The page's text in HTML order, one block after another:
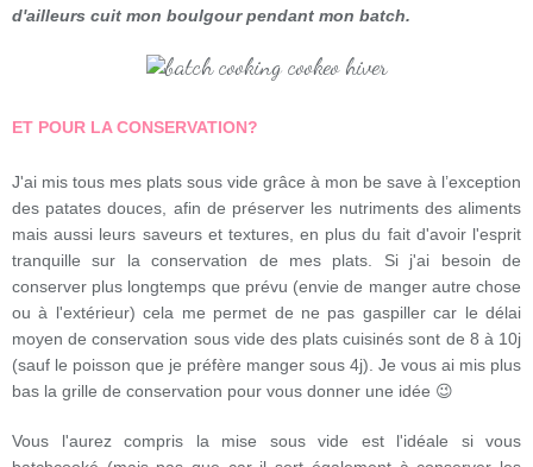
d'ailleurs cuit mon boulgour pendant mon batch.
ET POUR LA CONSERVATION?
J'ai mis tous mes plats sous vide grâce à mon be save à l’exception
des patates douces, afin de préserver les nutriments des aliments
mais aussi leurs saveurs et textures, en plus du fait d'avoir l'esprit
tranquille sur la conservation de mes plats. Si j'ai besoin de
conserver plus longtemps que prévu (envie de manger autre chose
ou à l'extérieur) cela me permet de ne pas gaspiller car le délai
moyen de conservation sous vide des plats cuisinés sont de 8 à 10j
(sauf le poisson que je préfère manger sous 4j). Je vous ai mis plus
bas la grille de conservation pour vous donner une idée 😉
Vous l'aurez compris la mise sous vide est l'idéale si vous